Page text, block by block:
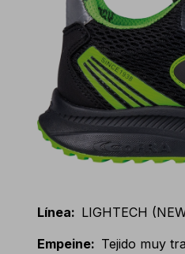
Línea: LIGHTECH
Empeine: Tejido muy